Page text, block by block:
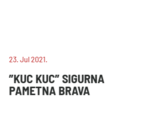
23. Jul 2021.
”KUC KUC” SIGURNA
PAMETNA BRAVA